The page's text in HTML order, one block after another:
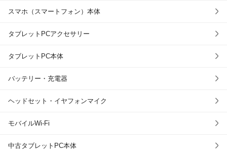
スマホ（スマートフォン）本体
タブレットPCアクセサリー
タブレットPC本体
バッテリー・充電器
ヘッドセット・イヤフォンマイク
モバイルWi-Fi
中古タブレットPC本体